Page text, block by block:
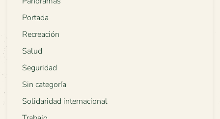
Portada
Recreación
Salud
Seguridad
Sin categoría
Solidaridad internacional